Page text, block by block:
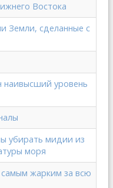
Востока
Земли, сделанные с
наивысший уровень
убирать мидии из
моря
жарким за всю